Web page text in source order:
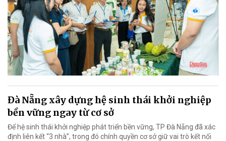
Đà Nẵng xây dựng hệ sinh thái khởi nghiệp
bền vững ngay từ cơ sở
Để hệ sinh thái khởi nghiệp phát triển bền vững, TP Đà Nẵng đã xác
định liên kết “3 nhà”, trong đó chính quyền cơ sở giữ vai trò kết nối